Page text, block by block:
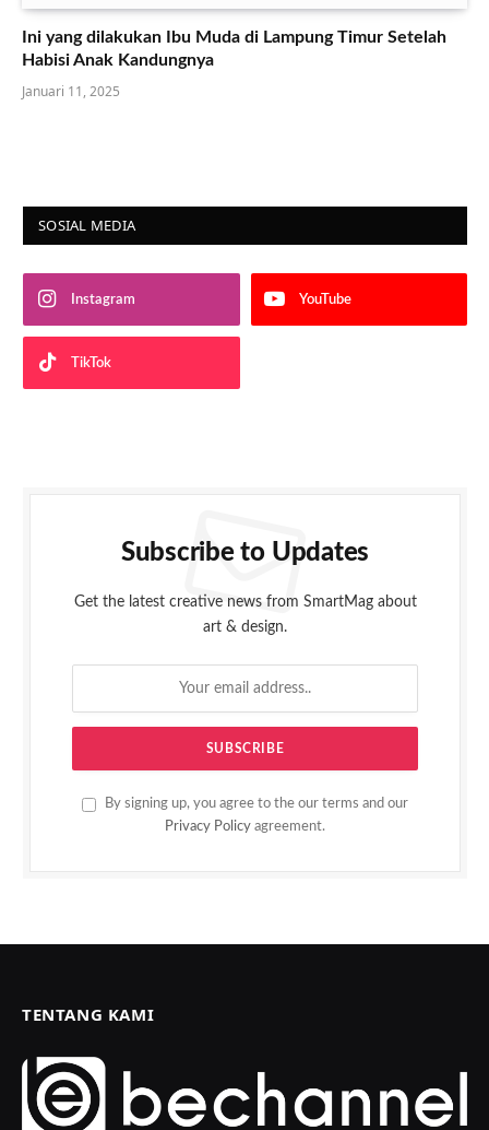
Ini yang dilakukan Ibu Muda di Lampung Timur Setelah
Habisi Anak Kandungnya
Januari 11, 2025
SOSIAL MEDIA
Instagram YouTube
TikTok
Subscribe to Updates
Get the latest creative news from SmartMag about
art & design.
By signing up, you agree to the our terms and our
Privacy Policy agreement.
TENTANG KAMI